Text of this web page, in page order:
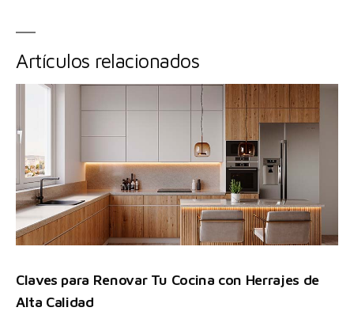
Artículos relacionados
Claves para Renovar Tu Cocina con Herrajes de
Alta Calidad